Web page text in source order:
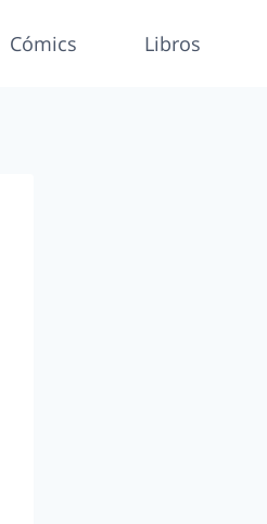
Cómics Libros